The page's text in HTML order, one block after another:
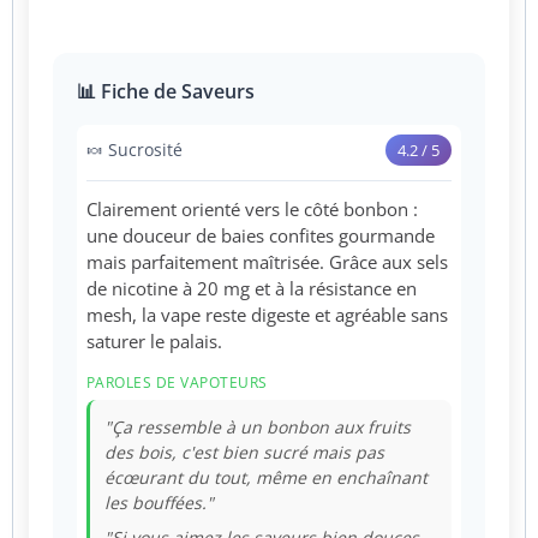
📊 Fiche de Saveurs
🍬 Sucrosité 4.2 / 5
Clairement orienté vers le côté bonbon :
une douceur de baies confites gourmande
mais parfaitement maîtrisée. Grâce aux sels
de nicotine à 20 mg et à la résistance en
mesh, la vape reste digeste et agréable sans
saturer le palais.
PAROLES DE VAPOTEURS
"Ça ressemble à un bonbon aux fruits
des bois, c'est bien sucré mais pas
écœurant du tout, même en enchaînant
les bouffées."